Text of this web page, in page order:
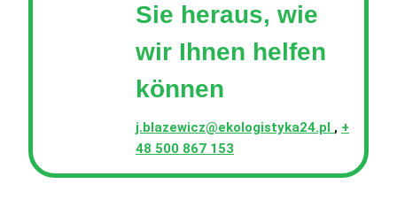
Sie heraus, wie
wir Ihnen helfen
können
j.blazewicz@ekologistyka24.pl , +
48 500 867 153